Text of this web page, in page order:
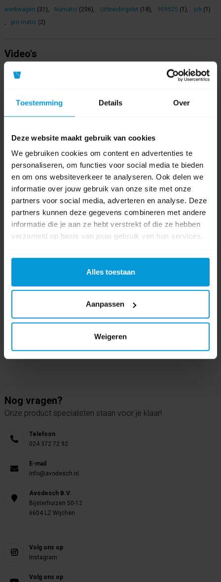
Toestemming Details Over
Deze website maakt gebruik van cookies
We gebruiken cookies om content en advertenties te
personaliseren, om functies voor social media te bieden
en om ons websiteverkeer te analyseren. Ook delen we
informatie over jouw gebruik van onze site met onze
partners voor social media, adverteren en analyse. Deze
partners kunnen deze gegevens combineren met andere
informatie die je aan ze hebt verstrekt of die ze hebben
verzameld op basis van jouw gebruik van hun services.
Alles toestaan
Aanpassen
Weigeren
werkwagen (31), Numatic (206), Uitbreidingskit (18), 909525 (1), srk (1)
,
pro matic (2)
Video's
Schrijf als eerste voor dit product een beoordeling
Nog vragen?
Onze product specialisten staan voor je klaar!
Telefoon
024 372 72 92
E-mail
info@avodesch.nl
Avodesch B.V.
Bijsterhuizen 50-12
6604 LZ Wijchen
Volg ons op
Instagram
Volg ons op